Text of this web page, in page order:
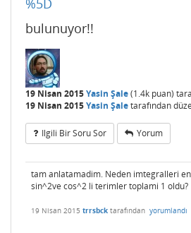
%5D
bulunuyor!!
19 Nisan 2015Yasin Şale(1.4k puan)
19 Nisan 2015Yasin Şaletarafından
Ilgili Bir Soru Sor Yorum
tam anlatamadim. Neden imtegralleri
sin^2ve cos^2 li terimler toplami 1 oldu?
19 Nisan 2015 trrsbck tarafından yorumlandı